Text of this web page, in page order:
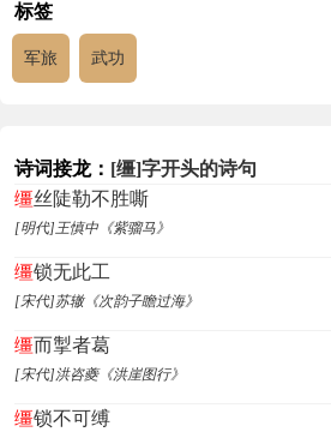
标签
军旅 武功
诗词接龙： [缰]字开头的诗句
缰丝陡勒不胜嘶
[明代]王慎中《紫骝马》
缰锁无此工
[宋代]苏辙《次韵子瞻过海》
缰而掣者葛
[宋代]洪咨夔《洪崖图行》
缰锁不可缚